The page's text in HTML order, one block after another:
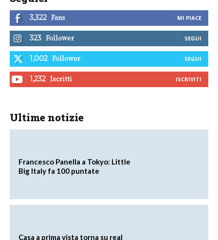
3,322 Fans MI PIACE
323 Follower SEGUI
1,002 Follower SEGUI
1,232 Iscritti ISCRIVITI
Ultime notizie
Francesco Panella a Tokyo: Little
Big Italy fa 100 puntate
Casa a prima vista torna su real